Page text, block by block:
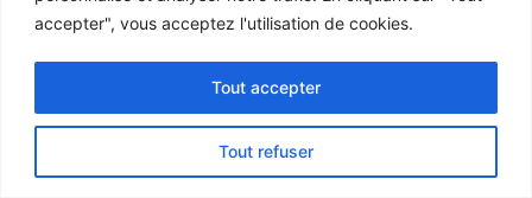
accepter", vous acceptez l'utilisation de cookies.
Tout refuser
Tout accepter
également invité à fournir certaines données
rue, code postal, ville, date de naissance,
éventuellement des données relatives à un
moyen de paiement alternatif) lors du processus
German